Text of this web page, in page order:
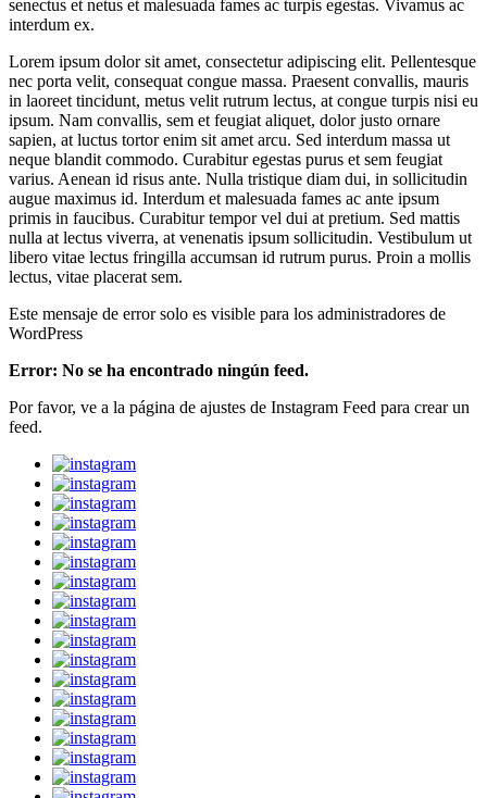
senectus et netus et malesuada fames ac turpis egestas. Vivamus ac
interdum ex.
Lorem ipsum dolor sit amet, consectetur adipiscing elit. Pellentesque
nec porta velit, consequat congue massa. Praesent convallis, mauris
in laoreet tincidunt, metus velit rutrum lectus, at congue turpis nisi eu
ipsum. Nam convallis, sem et feugiat aliquet, dolor justo ornare
sapien, at luctus tortor enim sit amet arcu. Sed interdum massa ut
neque blandit commodo. Curabitur egestas purus et sem feugiat
varius. Aenean id risus ante. Nulla tristique diam dui, in sollicitudin
augue maximus id. Interdum et malesuada fames ac ante ipsum
primis in faucibus. Curabitur tempor vel dui at pretium. Sed mattis
nulla at lectus viverra, at venenatis ipsum sollicitudin. Vestibulum ut
libero vitae lectus fringilla accumsan id rutrum purus. Proin a mollis
lectus, vitae placerat sem.
Este mensaje de error solo es visible para los administradores de
WordPress
Error: No se ha encontrado ningún feed.
Por favor, ve a la página de ajustes de Instagram Feed para crear un
feed.